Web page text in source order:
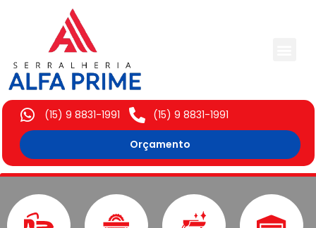
(15) 9 8831-1991 (15) 9 8831-1991
Orçamento